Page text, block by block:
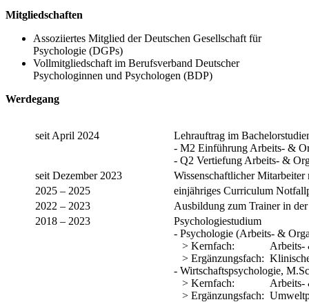
Mitgliedschaften
Assoziiertes Mitglied der Deutschen Gesellschaft für
Psychologie (DGPs)
Vollmitgliedschaft im Berufsverband Deutscher
Psychologinnen und Psychologen (BDP)
Werdegang
seit April 2024
Lehrauftrag im
- M2 Einführung Arbeits- &
- Q2 Vertiefung Arbeits- &
seit Dezember 2023
Wissenschaftlicher
2025 – 2025
einjähriges Curriculum
2022 – 2023
Ausbildung zum Trainer in
2018 – 2023
Psychologiestudium
- Psychologie (Arbeits- &
> Kernfach: Arbeits- &
> Ergänzungsfach:
- Wirtschaftspsychologie,
> Kernfach: Arbeits- &
> Ergänzungsfach: